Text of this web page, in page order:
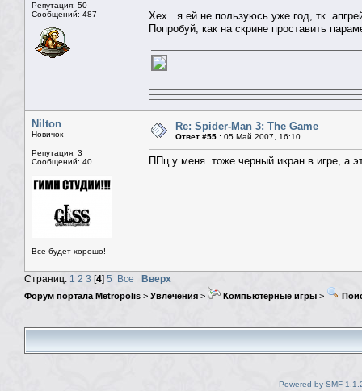
Репутация: 50
Сообщений: 487
Хех...я ей не пользуюсь уже год, тк.
Попробуй, как на скрине проставить
Nilton
Новичок
Репутация: 3
Сообщений: 40
Все будет хорошо!
Re: Spider-Man 3: The Game
Ответ #55 : 05 Май 2007, 16:10
ППц у меня тоже черный икран в игре, а
Страниц: 1 2 3 [4] 5 Все Вверх
Форум портала Metropolis > Увлечения > Компьютерные игры >
Powered by SMF